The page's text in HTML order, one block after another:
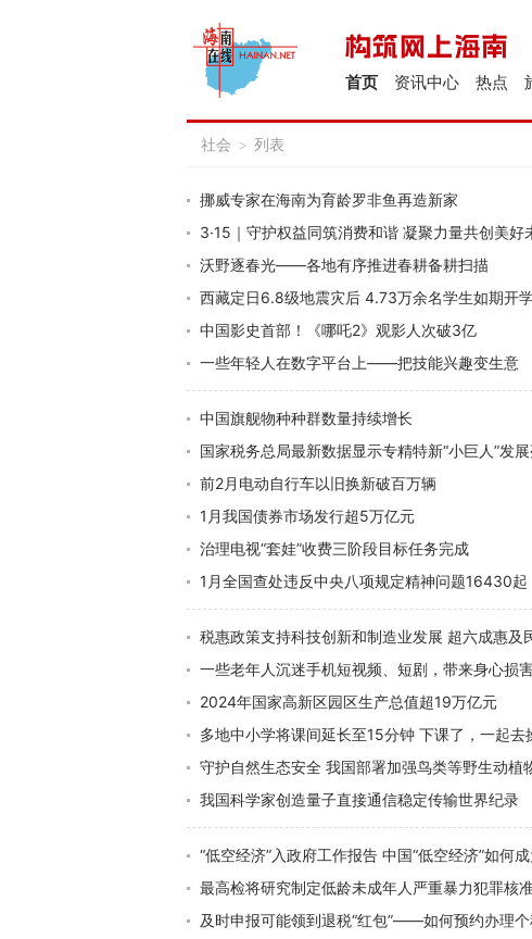
热点
资讯中心
首页
社会 > 列表
挪威专家在海南为育龄罗非鱼再造新家
3·15｜守护权益同筑消费和谐 凝聚力量共创美好
沃野逐春光——各地有序推进春耕备耕扫描
西藏定日6.8级地震灾后 4.73万余名学生如期开
中国影史首部！《哪吒2》观影人次破3亿
一些年轻人在数字平台上——把技能兴趣变生意
中国旗舰物种种群数量持续增长
国家税务总局最新数据显示专精特新“小巨人”发
前2月电动自行车以旧换新破百万辆
1月我国债券市场发行超5万亿元
治理电视“套娃”收费三阶段目标任务完成
1月全国查处违反中央八项规定精神问题16430起
税惠政策支持科技创新和制造业发展 超六成惠及
一些老年人沉迷手机短视频、短剧，带来身心损
2024年国家高新区园区生产总值超19万亿元
多地中小学将课间延长至15分钟 下课了，一起去
守护自然生态安全 我国部署加强鸟类等野生动植
我国科学家创造量子直接通信稳定传输世界纪录
“低空经济”入政府工作报告 中国“低空经济”如何
最高检将研究制定低龄未成年人严重暴力犯罪核
及时申报可能领到退税“红包”——如何预约办理